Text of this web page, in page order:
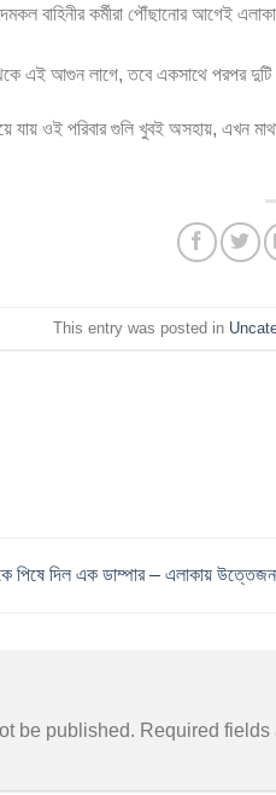
বাহিনীর কর্মীরা পৌঁছানোর আগেই
থেকে এই আগুন লাগে, তবে একসাথে পরপর
যায় ওই পরিবার গুলি খুবই অসহায়, এখন
This entry was posted in
পিষে দিল এক ডাম্পার – এলাকায়
be published. Required fields